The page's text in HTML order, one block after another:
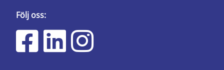
Följ oss: